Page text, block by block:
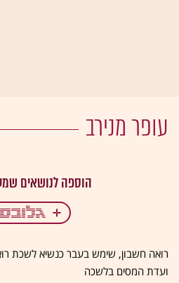
עופר מנירב
רואה חשבון, שימש בעבר כנשיא לשכת
ועדת המסים בלשכה